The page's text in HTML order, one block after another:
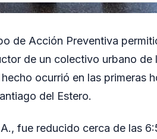
de Acción Preventiva
de un colectivo urbano de
ocurrió en las primeras
del Estero.
fue reducido cerca de las